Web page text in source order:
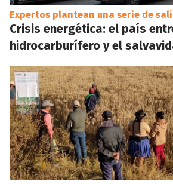
Expertos plantean una serie de
Crisis energética: el país
hidrocarburífero y el